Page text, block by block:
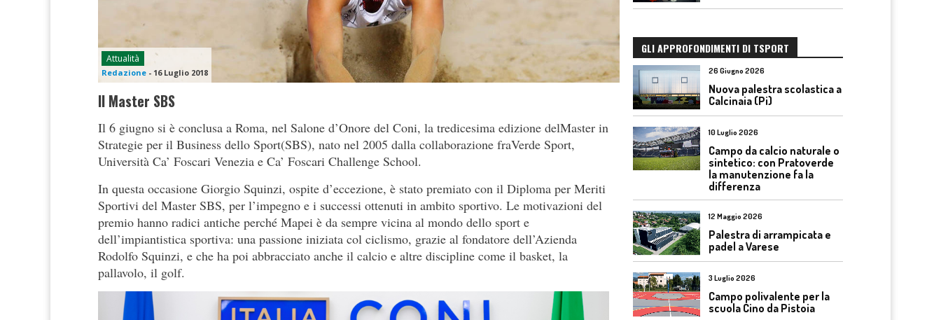
Attualità
Redazione - 16 Luglio 2018
Il Master SBS
Il 6 giugno si è conclusa a Roma, nel Salone d’Onore del Coni, la tredicesima edizione delMaster in
Strategie per il Business dello Sport(SBS), nato nel 2005 dalla collaborazione fraVerde Sport,
Università Ca’ Foscari Venezia e Ca’ Foscari Challenge School.
In questa occasione Giorgio Squinzi, ospite d’eccezione, è stato premiato con il Diploma per Meriti
Sportivi del Master SBS, per l’impegno e i successi ottenuti in ambito sportivo. Le motivazioni del
premio hanno radici antiche perché Mapei è da sempre vicina al mondo dello sport e
dell’impiantistica sportiva: una passione iniziata col ciclismo, grazie al fondatore dell’Azienda
Rodolfo Squinzi, e che ha poi abbracciato anche il calcio e altre discipline come il basket, la
pallavolo, il golf.
GLI APPROFONDIMENTI DI TSPORT
26 Giugno 2026
Nuova palestra scolastica a
Calcinaia (Pi)
10 Luglio 2026
Campo da calcio naturale o
sintetico: con Pratoverde
la manutenzione fa la
differenza
12 Maggio 2026
Palestra di arrampicata e
padel a Varese
3 Luglio 2026
Campo polivalente per la
scuola Cino da Pistoia